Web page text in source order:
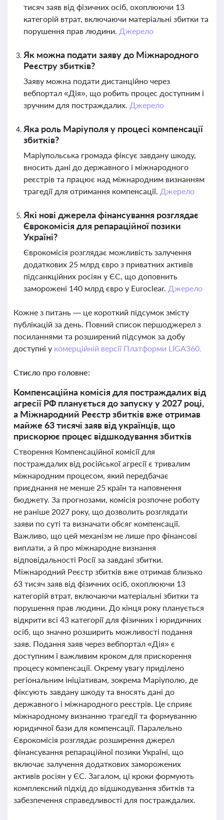
тисяч заяв від фізичних осіб, охоплюючи 13
категорій втрат, включаючи матеріальні збитки та
порушення прав людини. Джерело
Як можна подати заяву до Міжнародного
Реєстру збитків?
Заяву можна подати дистанційно через
вебпортал «Дія», що робить процес доступним і
зручним для постраждалих. Джерело
Яка роль Маріуполя у процесі компенсації
збитків?
Маріупольська громада фіксує завдану шкоду,
вносить дані до державного і міжнародного
реєстрів та працює над міжнародним визнанням
трагедії для отримання компенсації. Джерело
Які нові джерела фінансування розглядає
Єврокомісія для репараційної позики
Україні?
Єврокомісія розглядає можливість залучення
додаткових 25 млрд євро з приватних активів
підсанкційних росіян у ЄС, що доповнить
заморожені 140 млрд євро у Euroclear. Джерело
Кожне з питань — це короткий підсумок змісту
публікацій за день. Повний список першоджерел з
посиланнями та розширений підсумок за добу
доступні у комерційній версії Платформи LIGA360.
Стисло про головне:
Компенсаційна комісія для постраждалих від
агресії РФ планується до запуску у 2027 році,
а Міжнародний Реєстр збитків вже отримав
майже 63 тисячі заяв від українців, що
прискорює процес відшкодування збитків
Створення Компенсаційної комісії для
постраждалих від російської агресії є тривалим
міжнародним процесом, який передбачає
приєднання не менше 25 країн та наповнення
бюджету. За прогнозами, комісія розпочне роботу
не раніше 2027 року, що дозволить розглядати
заяви по суті та визначати обсяг компенсації.
Важливо, що цей механізм не лише про фінансові
виплати, а й про міжнародне визнання
відповідальності Росії за завдані збитки.
Міжнародний Реєстр збитків вже отримав близько
63 тисяч заяв від фізичних осіб, охоплюючи 13
категорій втрат, включаючи матеріальні збитки та
порушення прав людини. До кінця року планується
відкрити всі 43 категорії для фізичних і юридичних
осіб, що значно розширить можливості подання
заяв. Подання заяв через вебпортал «Дія» є
доступним і важливим кроком для прискорення
процесу компенсації. Окрему увагу приділено
регіональним ініціативам, зокрема Маріуполю, де
фіксують завдану шкоду та вносять дані до
державного і міжнародного реєстрів. Це сприяє
міжнародному визнанню трагедії та формуванню
юридичної бази для компенсації. Паралельно
Єврокомісія розглядає розширення джерел
фінансування репараційної позики Україні, що
включає залучення додаткових заморожених
активів росіян у ЄС. Загалом, ці кроки формують
комплексний підхід до відшкодування збитків та
забезпечення справедливості для постраждалих.